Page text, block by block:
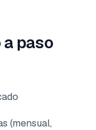
paso
(mensual,